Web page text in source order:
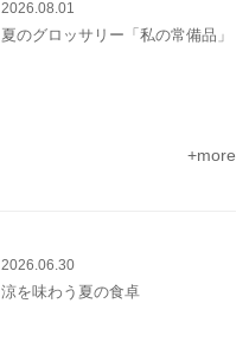
2026.08.01
夏のグロッサリー「私の常備品」
+more
2026.06.30
涼を味わう夏の食卓